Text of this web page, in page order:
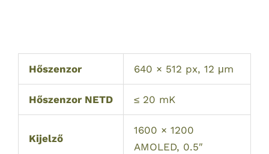
Hőszenzor 640 × 512 px, 12 μm
Hőszenzor NETD ≤ 20 mK
Kijelző
1600 × 1200
AMOLED, 0.5″